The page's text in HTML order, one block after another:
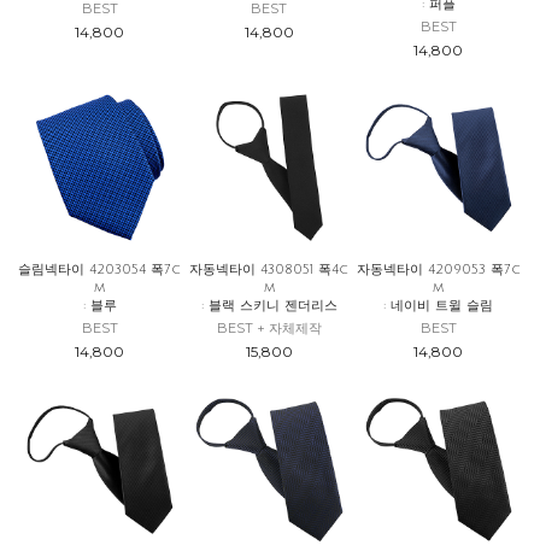
BEST
14,800
BEST
14,800
: 퍼플
BEST
14,800
슬림넥타이 4203054 폭7c
m
: 블루
BEST
14,800
자동넥타이 4308051 폭4c
m
: 블랙 스키니 젠더리스
BEST + 자체제작
15,800
자동넥타이 4209053 폭7c
m
: 네이비 트윌 슬림
BEST
14,800